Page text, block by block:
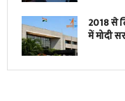
2018 से
में मोदी